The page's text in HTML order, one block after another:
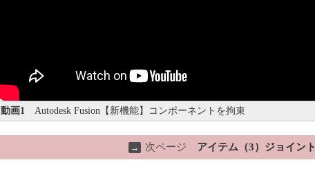
動画1Autodesk Fusion【新機能】コンポーネントを拘束
→ 次ページ アイテム（3）ジョイント